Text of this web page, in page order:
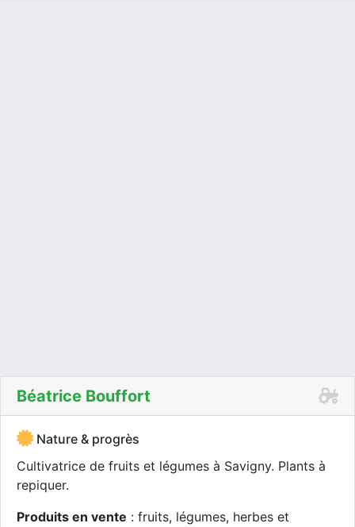
Béatrice Bouffort
Nature & progrès
Cultivatrice de fruits et légumes à Savigny. Plants à
repiquer.
Produits en vente : fruits, légumes, herbes et